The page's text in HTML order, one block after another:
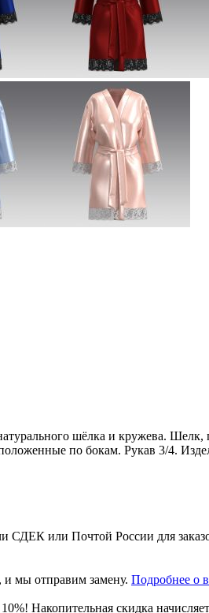
шёлка и кружева. Шелк,
по бокам. Рукав 3/4.
СДЕК или Почтой России для
мы отправим замену. Подробнее о
Накопительная скидка